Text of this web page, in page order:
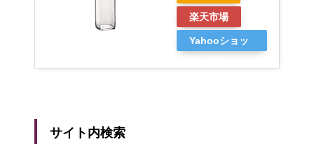
楽天市場
Yahooショッ
サイト内検索